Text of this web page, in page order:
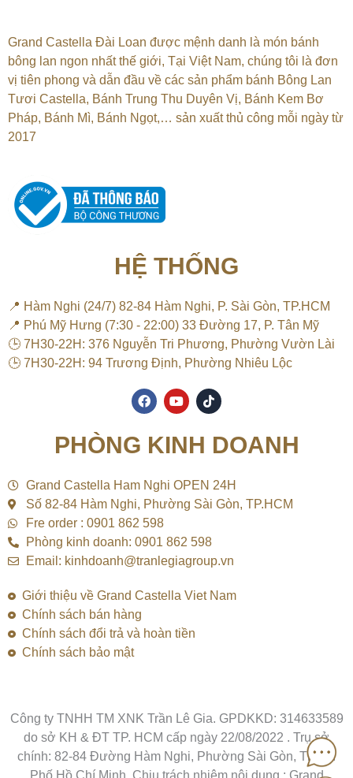
Grand Castella Đài Loan được mệnh danh là món bánh
bông lan ngon nhất thế giới, Tại Việt Nam, chúng tôi là đơn
vị tiên phong và dẫn đầu về các sản phẩm bánh Bông Lan
Tươi Castella, Bánh Trung Thu Duyên Vị, Bánh Kem Bơ
Pháp, Bánh Mì, Bánh Ngọt,… sản xuất thủ công mỗi ngày từ
2017
HỆ THỐNG
📍 Hàm Nghi (24/7) 82-84 Hàm Nghi, P. Sài Gòn, TP.HCM
📍 Phú Mỹ Hưng (7:30 - 22:00) 33 Đường 17, P. Tân Mỹ
🕒 7H30-22H: 376 Nguyễn Tri Phương, Phường Vườn Lài
🕒 7H30-22H: 94 Trương Định, Phường Nhiêu Lộc
F
a
o
k
Y
o
u
b
T
i
k
PHÒNG KINH DOANH
Grand Castella Ham Nghi OPEN 24H
Số 82-84 Hàm Nghi, Phường Sài Gòn, TP.HCM
Fre order : 0901 862 598
Phòng kinh doanh: 0901 862 598
Email: kinhdoanh@tranlegiagroup.vn
Giới thiệu về Grand Castella Viet Nam
Chính sách bán hàng
Chính sách đổi trả và hoàn tiền
Chính sách bảo mật
Công ty TNHH TM XNK Trần Lê Gia. GPDKKD: 314633589
do sở KH & ĐT TP. HCM cấp ngày 22/08/2022 . Trụ sở
chính: 82-84 Đường Hàm Nghi, Phường Sài Gòn, Thành